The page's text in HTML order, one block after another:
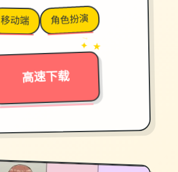
移动端 角色扮演
高速下载
→
✦ ★